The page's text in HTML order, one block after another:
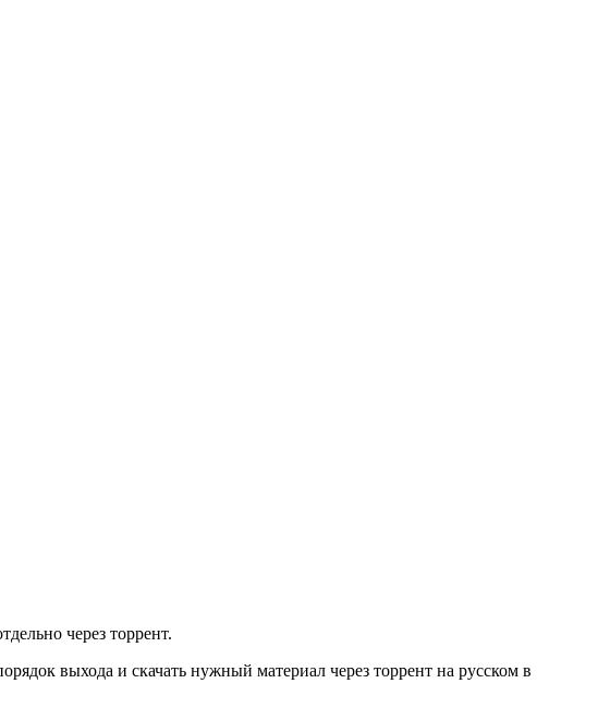
через торрент.
выхода и скачать нужный материал через торрент на русском в